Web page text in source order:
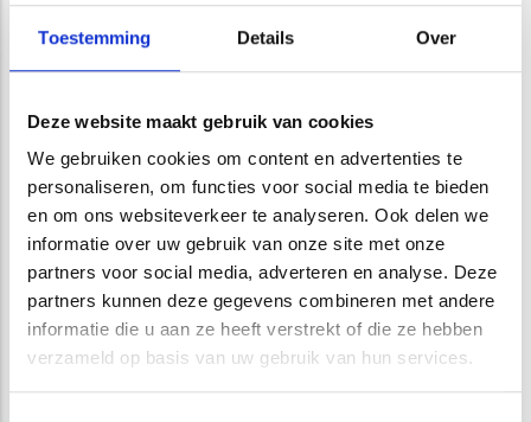
Toestemming Details Over
Deze website maakt gebruik van cookies
We gebruiken cookies om content en advertenties te
personaliseren, om functies voor social media te bieden
en om ons websiteverkeer te analyseren. Ook delen we
informatie over uw gebruik van onze site met onze
partners voor social media, adverteren en analyse. Deze
partners kunnen deze gegevens combineren met andere
informatie die u aan ze heeft verstrekt of die ze hebben
verzameld op basis van uw gebruik van hun services.
in kaart gebracht. Daaruit blijkt dat de grond van het
grootste deel van de dammen geschikt is voor hergebruik
binnen de Kruispolder. Bij de overige dammen zijn
aandachtspunten aangetroffen op het gebied van PFAS,
PAK’s, zink en/of asbest. Bij één dam is het asfalt
teerhoudend en bij twee dammen is de funderingslaag niet
geschikt voor hergebruik.
Bodemsanering